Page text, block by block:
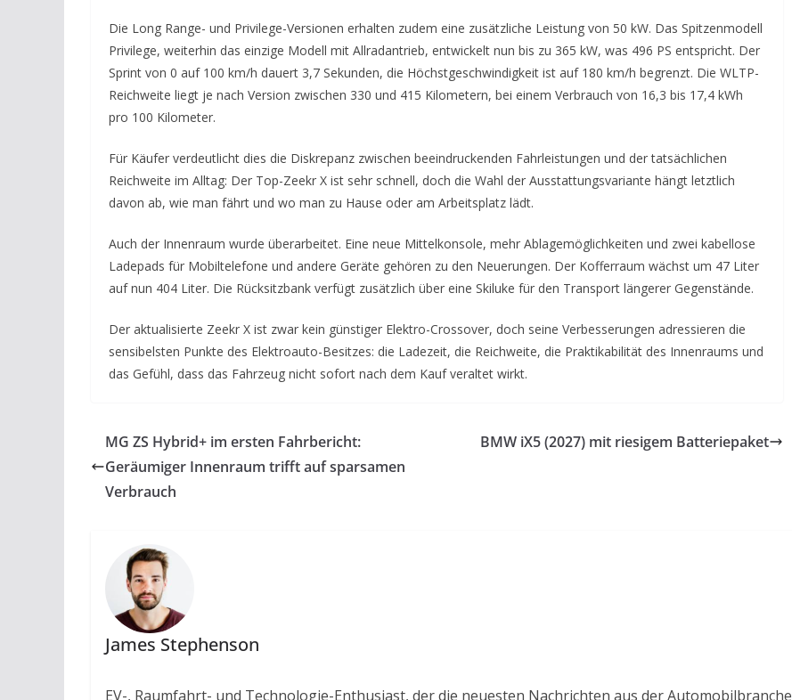
Die Long Range- und Privilege-Versionen erhalten zudem eine zusätzliche Leistung von 50 kW. Das Spitzenmodell
Privilege, weiterhin das einzige Modell mit Allradantrieb, entwickelt nun bis zu 365 kW, was 496 PS entspricht. Der
Sprint von 0 auf 100 km/h dauert 3,7 Sekunden, die Höchstgeschwindigkeit ist auf 180 km/h begrenzt. Die WLTP-
Reichweite liegt je nach Version zwischen 330 und 415 Kilometern, bei einem Verbrauch von 16,3 bis 17,4 kWh
pro 100 Kilometer.
Für Käufer verdeutlicht dies die Diskrepanz zwischen beeindruckenden Fahrleistungen und der tatsächlichen
Reichweite im Alltag: Der Top-Zeekr X ist sehr schnell, doch die Wahl der Ausstattungsvariante hängt letztlich
davon ab, wie man fährt und wo man zu Hause oder am Arbeitsplatz lädt.
Auch der Innenraum wurde überarbeitet. Eine neue Mittelkonsole, mehr Ablagemöglichkeiten und zwei kabellose
Ladepads für Mobiltelefone und andere Geräte gehören zu den Neuerungen. Der Kofferraum wächst um 47 Liter
auf nun 404 Liter. Die Rücksitzbank verfügt zusätzlich über eine Skiluke für den Transport längerer Gegenstände.
Der aktualisierte Zeekr X ist zwar kein günstiger Elektro-Crossover, doch seine Verbesserungen adressieren die
sensibelsten Punkte des Elektroauto-Besitzes: die Ladezeit, die Reichweite, die Praktikabilität des Innenraums und
das Gefühl, dass das Fahrzeug nicht sofort nach dem Kauf veraltet wirkt.
MG ZS Hybrid+ im ersten Fahrbericht:
Geräumiger Innenraum trifft auf sparsamen
Verbrauch
BMW iX5 (2027) mit riesigem Batteriepaket
James Stephenson
EV-, Raumfahrt- und Technologie-Enthusiast, der die neuesten Nachrichten aus der Automobilbranche